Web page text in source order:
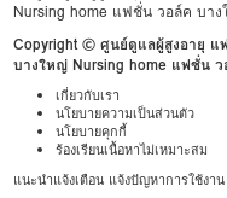
Copyright © ศูนย์ดูแลผู้สูงอายุ
บางใหญ่ Nursing home แฟชั่น
เกี่ยวกับเรา
นโยบายความเป็นส่วนตัว
นโยบายคุกกี้
ร้องเรียนเนื้อหาไม่เหมาะสม
แนะนำแจ้งเตือน แจ้งปัญหาการใช้งาน